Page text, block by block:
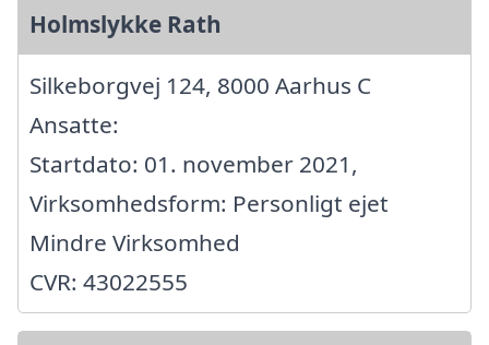
Holmslykke Rath
Silkeborgvej 124, 8000 Aarhus C
Ansatte:
Startdato: 01. november 2021,
Virksomhedsform: Personligt ejet
Mindre Virksomhed
CVR: 43022555